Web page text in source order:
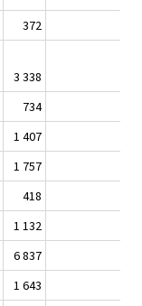
372
3 338
734
1 407
1 757
418
1 132
6 837
1 643